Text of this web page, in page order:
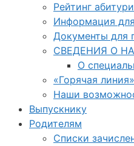
Рейтинг
Информация
Документы для
СВЕДЕНИЯ О
О
«Горячая
Наши
Выпускнику
Родителям
Списки